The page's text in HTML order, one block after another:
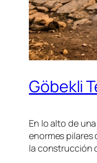
Göbekli
En lo alto de
enormes pilares
la construcción